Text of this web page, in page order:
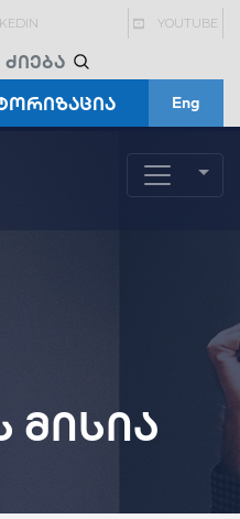
YOUTUBE
Eng
მისია